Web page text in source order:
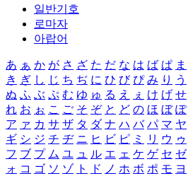
일반기호
로마자
아랍어
あ ぁ か が さ ざ た だ な は ば ぱ ま
き ぎ し じ ち ぢ に ひ び ぴ み り う
ぬ ふ ぶ ぷ む ゆ ゅ る え ぇ け げ せ
れ お ぉ こ ご そ ぞ と ど の ほ ぼ ぽ
ア ァ カ サ ザ タ ダ ナ ハ バ パ マ ヤ
ギ シ ジ チ ヂ ニ ヒ ビ ピ ミ リ ウ ゥ
フ ブ プ ム ユ ュ ル エ ェ ケ ゲ セ ゼ
ォ コ ゴ ソ ゾ ト ド ノ ホ ボ ポ モ ヨ